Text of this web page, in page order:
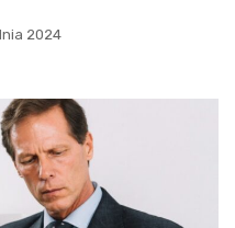
2024